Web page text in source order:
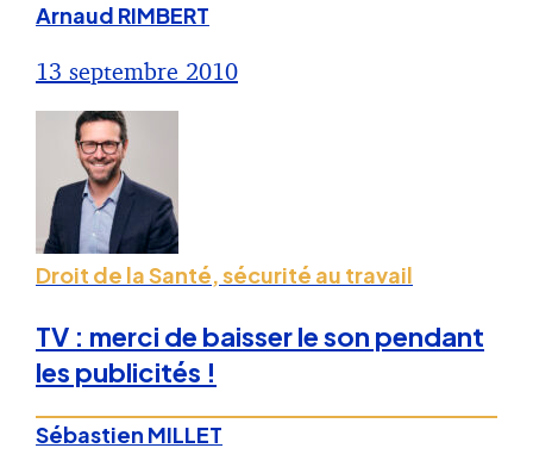
Arnaud RIMBERT
13 septembre 2010
Droit de la Santé, sécurité au travail
TV : merci de baisser le son pendant
les publicités !
Sébastien MILLET